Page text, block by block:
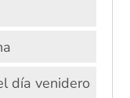
día venidero